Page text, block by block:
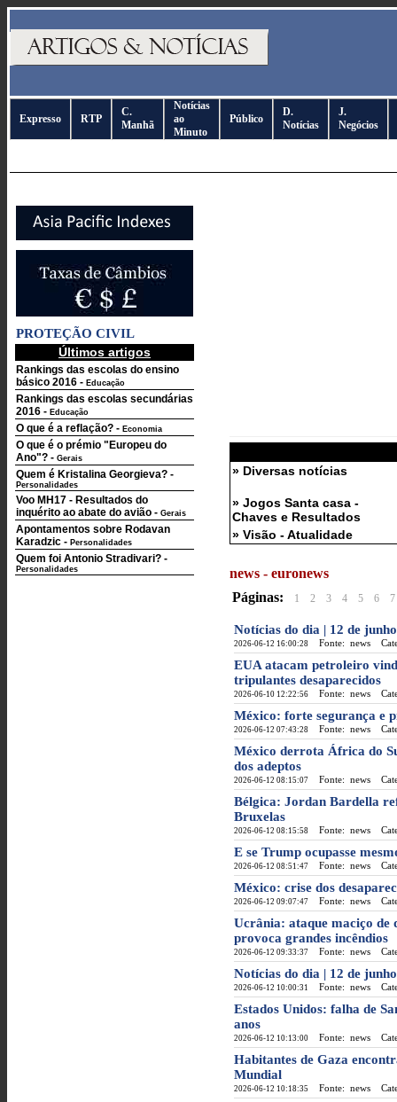
Expresso RTP
C.
Manhã
Notícias
ao
Minuto
Público
D.
Notícias
J.
Negócios
PROTEÇÃO CIVIL
Últimos artigos
Rankings das escolas do ensino
básico 2016 - Educação
Rankings das escolas secundárias
2016 - Educação
O que é a reflação? - Economia
O que é o prémio "Europeu do
Ano"? - Gerais
Quem é Kristalina Georgieva? -
Personalidades
Voo MH17 - Resultados do
inquérito ao abate do avião - Gerais
Apontamentos sobre Rodavan
Karadzic - Personalidades
Quem foi Antonio Stradivari? -
Personalidades
» Diversas notícias
» Jogos Santa casa -
Chaves e Resultados
» Visão - Atualidade
news - euronews
Páginas:
1 2 3 4 5 6 7
Notícias do dia | 12 de
2026-06-12 16:00:28 Fonte: news
EUA atacam petroleiro
tripulantes desaparecidos
2026-06-10 12:22:56 Fonte: news
México: forte segurança e
2026-06-12 07:43:28 Fonte: news
México derrota África do
dos adeptos
2026-06-12 08:15:07 Fonte: news
Bélgica: Jordan Bardella
Bruxelas
2026-06-12 08:15:58 Fonte: news
E se Trump ocupasse
2026-06-12 08:51:47 Fonte: news
México: crise dos
2026-06-12 09:07:47 Fonte: news
Ucrânia: ataque maciço de
provoca grandes incêndios
2026-06-12 09:33:37 Fonte: news
Notícias do dia | 12 de
2026-06-12 10:00:31 Fonte: news
Estados Unidos: falha de
anos
2026-06-12 10:13:00 Fonte: news
Habitantes de Gaza
Mundial
2026-06-12 10:18:35 Fonte: news